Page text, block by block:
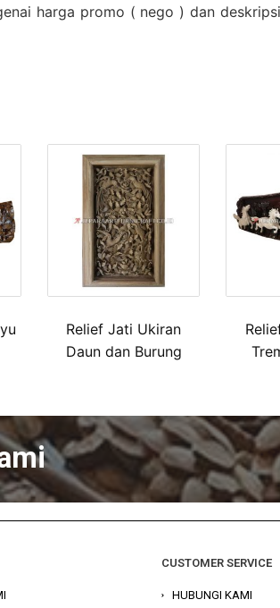
harga promo ( nego ) dan
Relief Jati Ukiran
Daun dan Burung
CUSTOMER SERVICE
HUBUNGI KAMI